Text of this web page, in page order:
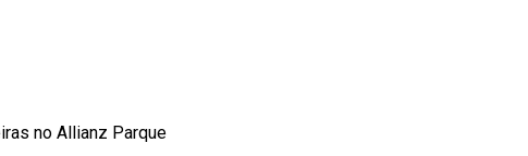
no Allianz Parque